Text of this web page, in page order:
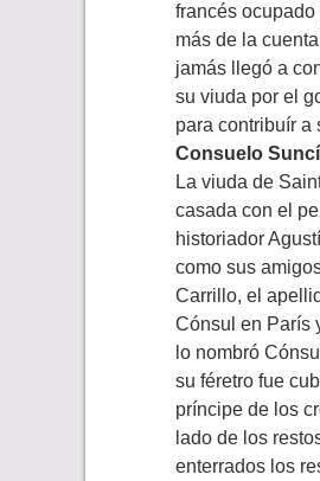
francés
más de la
jamás llegó a
su viuda por el
para contribuír a
Consuelo
La viuda de
casada con el
historiador
como sus
Carrillo, el
Cónsul en París
lo nombró
su féretro fue
príncipe de los
lado de los
enterrados los